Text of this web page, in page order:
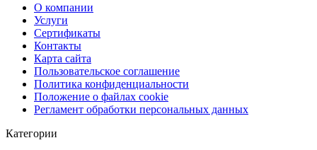
О компании
Услуги
Сертификаты
Контакты
Карта сайта
Пользовательское соглашение
Политика конфиденциальности
Положение о файлах cookie
Регламент обработки персональных данных
Категории